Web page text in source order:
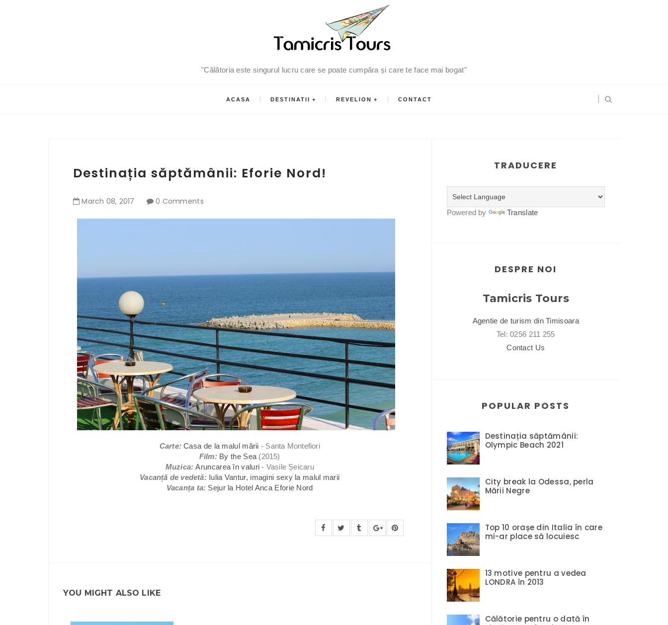
"Călătoria este singurul lucru care se poate cumpăra și care te face mai bogat"
ACASA DESTINATII REVELION CONTACT
Destinația săptămânii: Eforie Nord!
March 08, 2017 0 Comments
Carte: Casa de la malul mării - Santa Montefiori
Film: By the Sea (2015)
Muzica:Aruncarea în valuri - Vasile Șeicaru
Vacanță de vedetă: Iulia Vantur, imagini sexy la malul marii
Vacanța ta: Sejur la Hotel Anca Eforie Nord
YOU MIGHT ALSO LIKE
TRADUCERE
Powered by Translate
DESPRE NOI
Tamicris Tours
Agentie de turism din Timisoara
Tel: 0256 211 255
Contact Us
POPULAR POSTS
Destinația săptămânii:
Olympic Beach 2021
City break la Odessa, perla
Mării Negre
Top 10 orașe din Italia în care
mi-ar place să locuiesc
13 motive pentru a vedea
LONDRA în 2013
Călătorie pentru o dată în